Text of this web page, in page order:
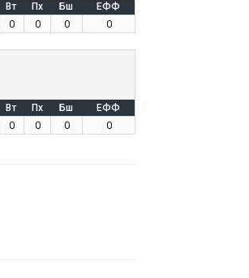
Вт Пх Бш ЕФФ
0 0 0 0
Вт Пх Бш ЕФФ
0 0 0 0